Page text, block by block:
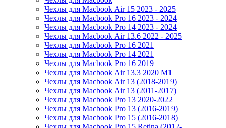
Чехлы для Macbook Air 15 2023 - 2025
Чехлы для Macbook Pro 16 2023 - 2024
Чехлы для Macbook Pro 14 2023 - 2024
Чехлы для Macbook Air 13.6 2022 - 2025
Чехлы для Macbook Pro 16 2021
Чехлы для Macbook Pro 14 2021
Чехлы для Macbook Pro 16 2019
Чехлы для Macbook Air 13.3 2020 M1
Чехлы для Macbook Air 13 (2018-2019)
Чехлы для Macbook Air 13 (2011-2017)
Чехлы для Macbook Pro 13 2020-2022
Чехлы для Macbook Pro 13 (2016-2019)
Чехлы для Macbook Pro 15 (2016-2018)